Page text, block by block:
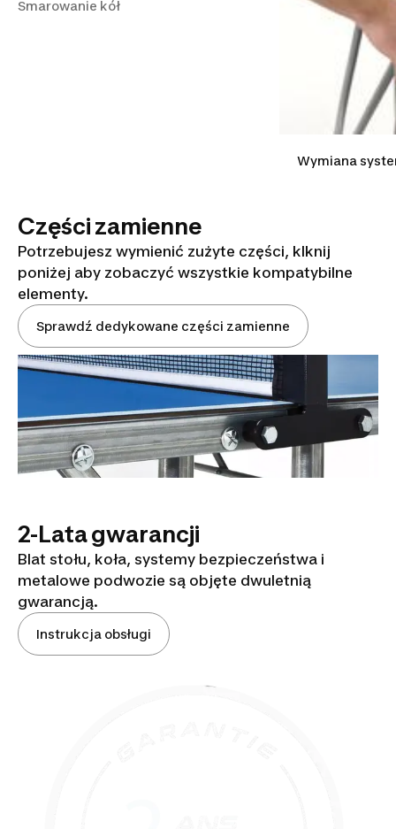
Smarowanie kół
Wymiana
Części zamienne
Potrzebujesz wymienić zużyte części, klknij
poniżej aby zobaczyć wszystkie kompatybilne
elementy.
Sprawdź dedykowane części zamienne
2-Lata gwarancji
Blat stołu, koła, systemy bezpieczeństwa i
metalowe podwozie są objęte dwuletnią
gwarancją.
Instrukcja obsługi